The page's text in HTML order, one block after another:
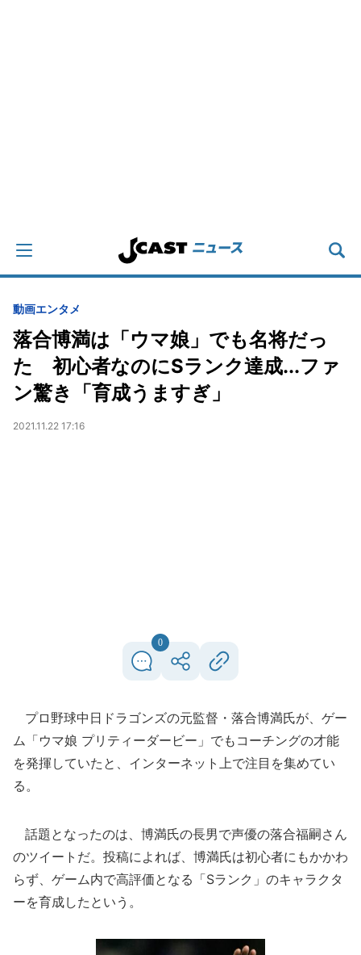
動画エンタメ
落合博満は「ウマ娘」でも名将だっ
た 初心者なのにSランク達成...ファ
ン驚き「育成うますぎ」
2021.11.22 17:16
0
プロ野球中日ドラゴンズの元監督・落合博満氏が、ゲー
ム「ウマ娘 プリティーダービー」でもコーチングの才能
を発揮していたと、インターネット上で注目を集めてい
る。
話題となったのは、博満氏の長男で声優の落合福嗣さん
のツイートだ。投稿によれば、博満氏は初心者にもかかわ
らず、ゲーム内で高評価となる「Sランク」のキャラクタ
ーを育成したという。